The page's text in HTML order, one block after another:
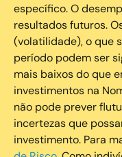
específico. O
resultados futuros.
(volatilidade), o que
período podem ser
mais baixos do que
investimentos na
não pode prever
incertezas que
investimento. Para